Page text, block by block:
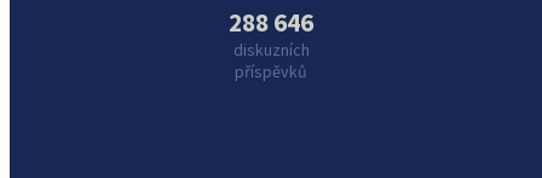
288 646
diskuzních
příspěvků